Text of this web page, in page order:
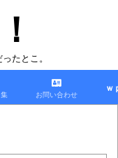
たとこ。
お問い合わせ
ｗ